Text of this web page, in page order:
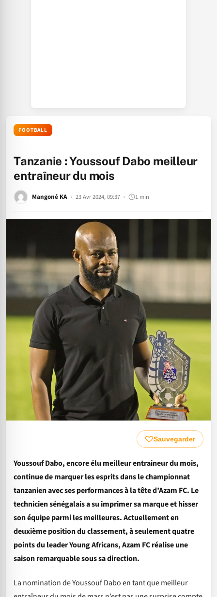
FOOTBALL
Tanzanie : Youssouf Dabo meilleur
entraîneur du mois
Mangoné KA 23 Avr 2024, 09:37 1 min
Sauvegarder
Youssouf Dabo, encore élu meilleur entraineur du mois,
continue de marquer les esprits dans le championnat
tanzanien avec ses performances à la tête d’Azam FC. Le
technicien sénégalais a su imprimer sa marque et hisser
son équipe parmi les meilleures. Actuellement en
deuxième position du classement, à seulement quatre
points du leader Young Africans, Azam FC réalise une
saison remarquable sous sa direction.
La nomination de Youssouf Dabo en tant que meilleur